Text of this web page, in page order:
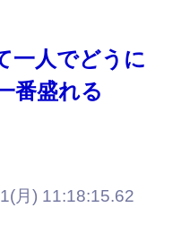
一人でどうに
番盛れる
月) 11:18:15.62